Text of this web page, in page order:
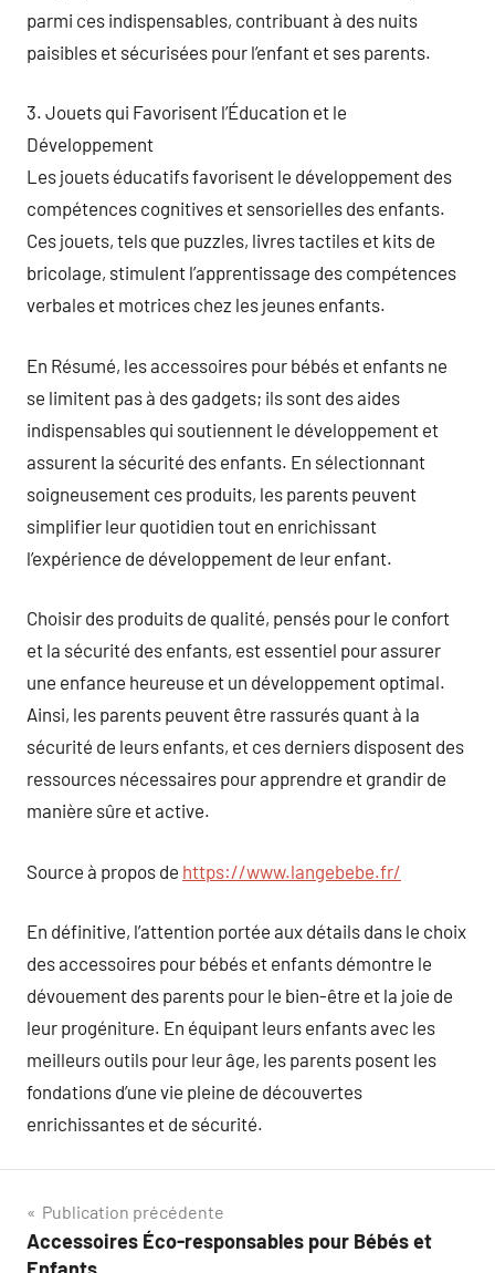
parmi ces indispensables, contribuant à des nuits
paisibles et sécurisées pour l’enfant et ses parents.
3. Jouets qui Favorisent l’Éducation et le
Développement
Les jouets éducatifs favorisent le développement des
compétences cognitives et sensorielles des enfants.
Ces jouets, tels que puzzles, livres tactiles et kits de
bricolage, stimulent l’apprentissage des compétences
verbales et motrices chez les jeunes enfants.
En Résumé, les accessoires pour bébés et enfants ne
se limitent pas à des gadgets; ils sont des aides
indispensables qui soutiennent le développement et
assurent la sécurité des enfants. En sélectionnant
soigneusement ces produits, les parents peuvent
simplifier leur quotidien tout en enrichissant
l’expérience de développement de leur enfant.
Choisir des produits de qualité, pensés pour le confort
et la sécurité des enfants, est essentiel pour assurer
une enfance heureuse et un développement optimal.
Ainsi, les parents peuvent être rassurés quant à la
sécurité de leurs enfants, et ces derniers disposent des
ressources nécessaires pour apprendre et grandir de
manière sûre et active.
Source à propos de https://www.langebebe.fr/
En définitive, l’attention portée aux détails dans le choix
des accessoires pour bébés et enfants démontre le
dévouement des parents pour le bien-être et la joie de
leur progéniture. En équipant leurs enfants avec les
meilleurs outils pour leur âge, les parents posent les
fondations d’une vie pleine de découvertes
enrichissantes et de sécurité.
Navigation
de
Publication précédente
Accessoires Éco-responsables pour Bébés et
Enfants